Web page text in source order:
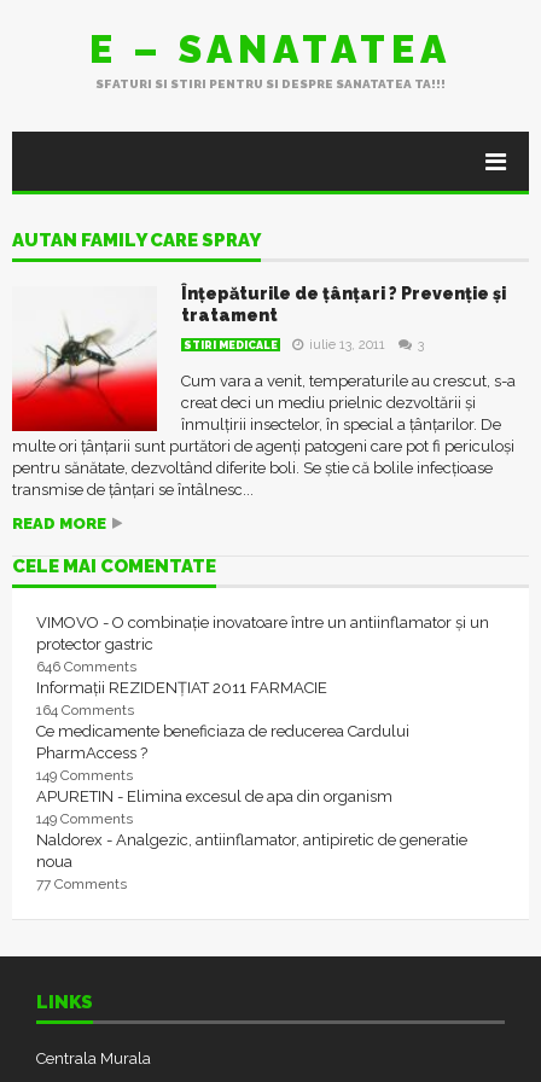
E – SANATATEA
SFATURI SI STIRI PENTRU SI DESPRE SANATATEA TA!!!
AUTAN FAMILY CARE SPRAY
Înțepăturile de țânțari ? Prevenție și
tratament
STIRI MEDICALE iulie 13, 2011 3
Cum vara a venit, temperaturile au crescut, s-a
creat deci un mediu prielnic dezvoltării și
înmulțirii insectelor, în special a țânțarilor. De
multe ori țânțarii sunt purtători de agenți patogeni care pot fi periculoși
pentru sănătate, dezvoltând diferite boli. Se știe că bolile infecţioase
transmise de ţânţari se întâlnesc...
READ MORE
CELE MAI COMENTATE
VIMOVO - O combinație inovatoare între un antiinflamator și un
protector gastric
646 Comments
Informații REZIDENȚIAT 2011 FARMACIE
164 Comments
Ce medicamente beneficiaza de reducerea Cardului
PharmAccess ?
149 Comments
APURETIN - Elimina excesul de apa din organism
149 Comments
Naldorex - Analgezic, antiinflamator, antipiretic de generatie
noua
77 Comments
LINKS
Centrala Murala